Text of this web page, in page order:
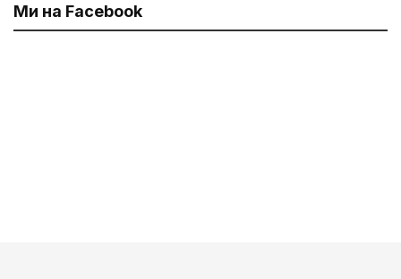
Ми на Facebook